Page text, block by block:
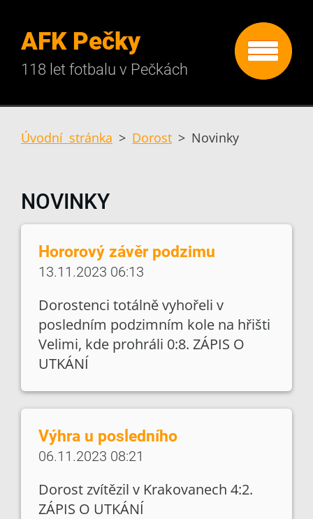
AFK Pečky
118 let fotbalu v Pečkách
Úvodní stránka > Dorost > Novinky
NOVINKY
Hororový závěr podzimu
13.11.2023 06:13
Dorostenci totálně vyhořeli v
posledním podzimním kole na hřišti
Velimi, kde prohráli 0:8. ZÁPIS O
UTKÁNÍ
Výhra u posledního
06.11.2023 08:21
Dorost zvítězil v Krakovanech 4:2.
ZÁPIS O UTKÁNÍ